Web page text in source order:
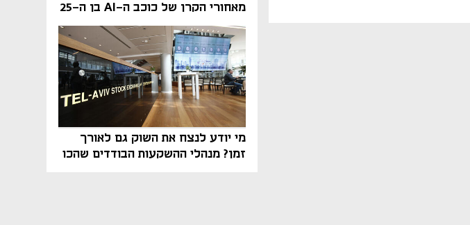
מאחורי הקרן של כוכב ה-AI בן ה-25
מי יודע לנצח את השוק גם לאורך
זמן? מנהלי ההשקעות הבודדים שהכו